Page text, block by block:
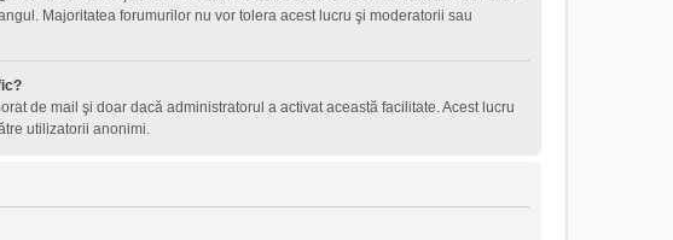
Majoritatea forumurilor nu vor tolera acest lucru şi moderatorii sau
de mail şi doar dacă administratorul a activat această facilitate. Acest lucru
utilizatorii anonimi.